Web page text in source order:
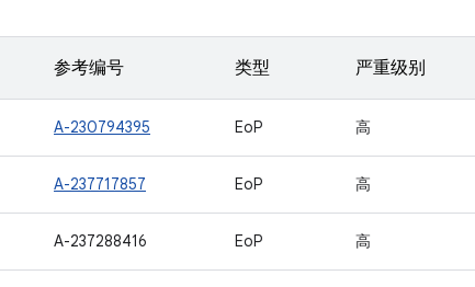
参考编号 类型 严重级别
A-230794395 EoP 高
A-237717857 EoP 高
A-237288416 EoP 高